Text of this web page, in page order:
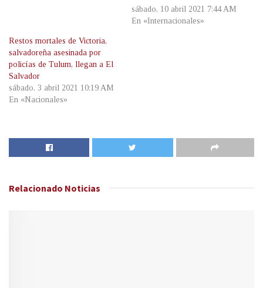
sábado, 10 abril 2021 7:44 AM
En «Internacionales»
Restos mortales de Victoria,
salvadoreña asesinada por
policías de Tulum, llegan a El
Salvador
sábado, 3 abril 2021 10:19 AM
En «Nacionales»
Relacionado Noticias